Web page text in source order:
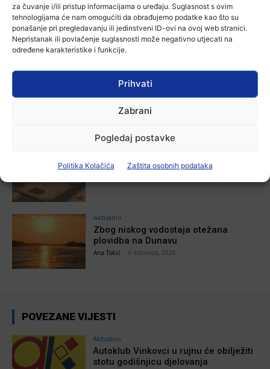
za čuvanje i/ili pristup informacijama o uređaju. Suglasnost s ovim
tehnologijama će nam omogućiti da obrađujemo podatke kao što su
ponašanje pri pregledavanju ili jedinstveni ID-ovi na ovoj web stranici.
Nepristanak ili povlačenje suglasnosti može negativno utjecati na
određene karakteristike i funkcije.
Prihvati
Zabrani
Pogledaj postavke
Politika Kolačića Zaštita osobnih podataka
Aktualno
Autoklub Vinkovci u rujnu će obilježiti
stotu godišnjicu djelovanja
7 kolovoza, 2026
Aktualno
Za dva tjedna započinje još jedna
Divlja liga
U Županji održana Ljetna škola magije
Aktualno
Zbog niskog vodostaja otežana
plovidba na Dunavu
Ana Tokić 6 kolovoza, 2026
POVEZANE VIJESTI
Aktualno
Autoklub Vinkovci u rujnu će obilježiti
stotu godišnjicu djelovanja